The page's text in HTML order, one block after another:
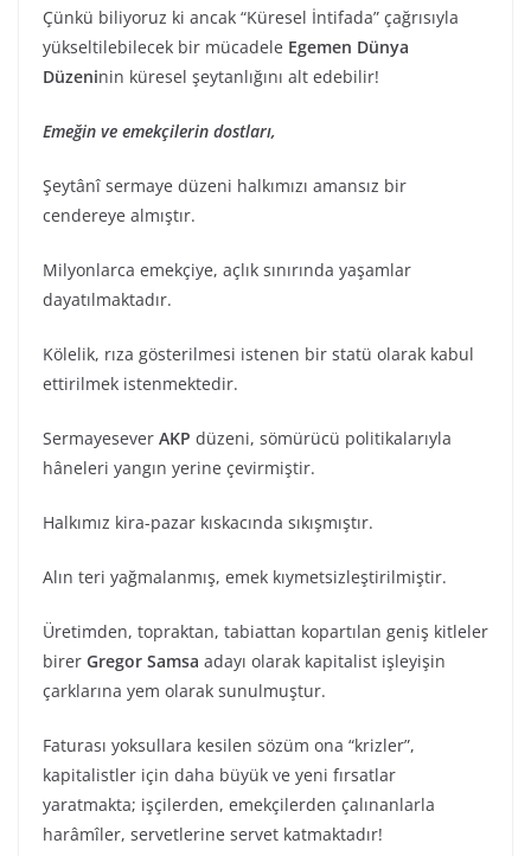
Çünkü biliyoruz ki ancak “Küresel İntifada” çağrısıyla
yükseltilebilecek bir mücadele Egemen Dünya
Düzeninin küresel şeytanlığını alt edebilir!
Emeğin ve emekçilerin dostları,
Şeytânî sermaye düzeni halkımızı amansız bir
cendereye almıştır.
Milyonlarca emekçiye, açlık sınırında yaşamlar
dayatılmaktadır.
Kölelik, rıza gösterilmesi istenen bir statü olarak kabul
ettirilmek istenmektedir.
Sermayesever AKP düzeni, sömürücü politikalarıyla
hâneleri yangın yerine çevirmiştir.
Halkımız kira-pazar kıskacında sıkışmıştır.
Alın teri yağmalanmış, emek kıymetsizleştirilmiştir.
Üretimden, topraktan, tabiattan kopartılan geniş kitleler
birer Gregor Samsa adayı olarak kapitalist işleyişin
çarklarına yem olarak sunulmuştur.
Faturası yoksullara kesilen sözüm ona “krizler”,
kapitalistler için daha büyük ve yeni fırsatlar
yaratmakta; işçilerden, emekçilerden çalınanlarla
harâmîler, servetlerine servet katmaktadır!